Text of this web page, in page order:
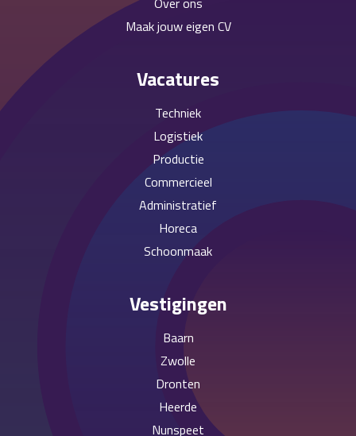
Maak jouw eigen CV
Vacatures
Techniek
Logistiek
Productie
Commercieel
Administratief
Horeca
Schoonmaak
Vestigingen
Baarn
Zwolle
Dronten
Heerde
Nunspeet